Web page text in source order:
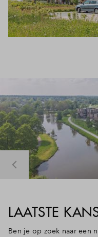
LAATSTE
Ben je op zoek naar een